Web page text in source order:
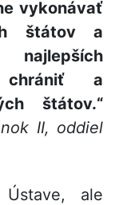
vykonávať
štátov a
chrániť a
štátov.“
II, oddiel
ale